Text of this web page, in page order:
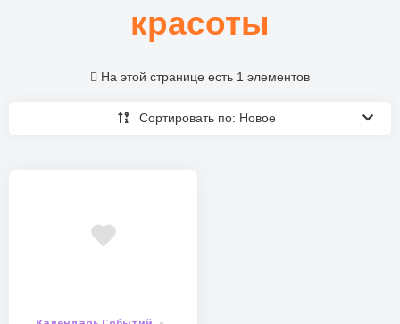
красоты
Сортировать по: Новое
На этой странице есть 1 элементов